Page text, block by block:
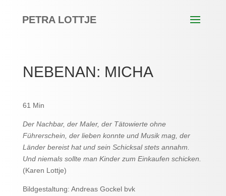
PETRA LOTTJE
NEBENAN: MICHA
61 Min
Der Nachbar, der Maler, der Tätowierte ohne
Führerschein, der lieben konnte und Musik mag, der
Länder bereist hat und sein Schicksal stets annahm.
Und niemals sollte man Kinder zum Einkaufen schicken.
(Karen Lottje)
Bildgestaltung: Andreas Gockel bvk